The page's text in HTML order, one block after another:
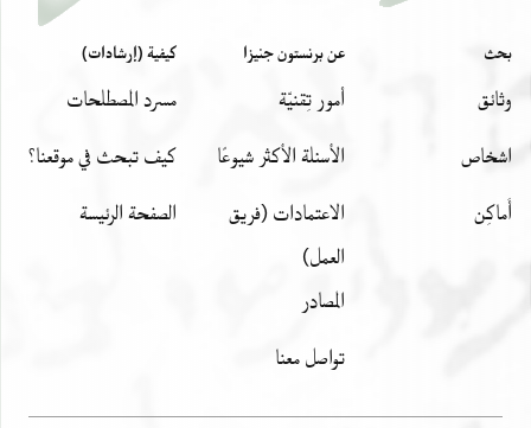
ולא .... ולא כלום ולא מ...... ול[א
סחורה ולא דמי סחורה ולא [
ערבון ולא פרעון ולא משלחות ולא ....
לא מן ה.... ולא מן המנוי ולא מן השקול
משוה פרוטה ולמעלה ושמתי אותו
לע עליו ולא על על יורשיו אחריו ולא [
ולא ערער ולא שמותא סתם ופירוש [
בת אח ואחות יורש ונוחל אוכלי נכסא[י] ופ[רעי
סעדאן זה עם יורשיו אחריו מביתי [
לעמוד בענין ולהצילו מידם ולשלם לו כל [
بحث
وثائق
اشخاص
أَماكِن
عن برنستون جنيزا
أمور تِقنيّة
الأسئلة الأكثر شيوعًا
الاعتمادات (فريق
العمل)
المصادر
تواصل معنا
كيفية (إرشادات)
مسرد المصطلحات
كيف تبحث في موقعنا؟
الصفحة الرئيسة